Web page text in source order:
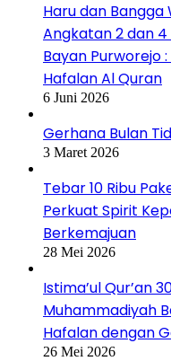
Haru dan
Angkatan 2 dan
Bayan Purworejo
Hafalan Al Quran
6 Juni 2026
Gerhana Bulan
3 Maret 2026
Tebar 10 Ribu
Perkuat Spirit
Berkemajuan
28 Mei 2026
Istima’ul Qur’an
Muhammadiyah
Hafalan dengan
26 Mei 2026